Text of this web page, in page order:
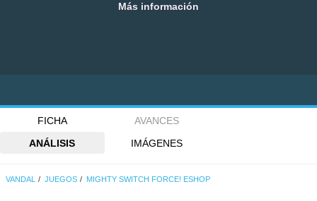
Más información
FICHA
AVANCES
ANÁLISIS
IMÁGENES
VANDAL JUEGOS MIGHTY SWITCH FORCE! ESHOP